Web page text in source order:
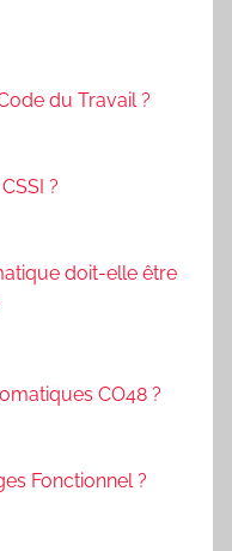
du Travail ?
?
doit-elle être
CO48 ?
Fonctionnel ?